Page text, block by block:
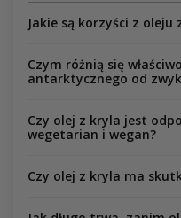
Jakie są korzyści z oleju
Czym różnią się
antarktycznego od
Czy olej z kryla jest
wegetarian i wegan?
Czy olej z kryla ma